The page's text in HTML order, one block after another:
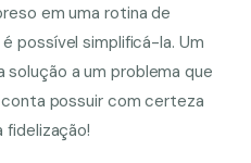
em uma rotina de
possível simplificá-la. Um
a um problema que
possuir com certeza
fidelização!